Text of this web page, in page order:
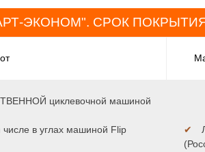
ЭКОНОМ". СРОК ПОКРЫТИЯ
циклевочной машиной
в углах машиной Flip
✔